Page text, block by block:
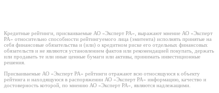
Кредитные рейтинги, присваиваемые АО «Эксперт РА», выражают мнение АО «Эксперт
РА» относительно способности рейтингуемого лица (эмитента) исполнять принятые на
себя финансовые обязательства и (или) о кредитном риске его отдельных финансовых
обязательств и не являются установлением фактов или рекомендацией покупать, держать
или продавать те или иные ценные бумаги или активы, принимать инвестиционные
решения.
Присваиваемые АО «Эксперт РА» рейтинги отражают всю относящуюся к объекту
рейтинга и находящуюся в распоряжении АО «Эксперт РА» информацию, качество и
достоверность которой, по мнению АО «Эксперт РА», являются надлежащими.